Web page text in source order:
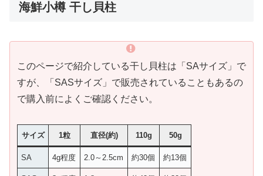
海鮮小樽 干し貝柱
このページで紹介している干し貝柱は「SAサイズ」で
すが、「SASサイズ」で販売されていることもあるの
で購入前によくご確認ください。
サイズ 1粒 直径(約) 110g 50g
SA 4g程度 2.0～2.5cm 約30個 約13個